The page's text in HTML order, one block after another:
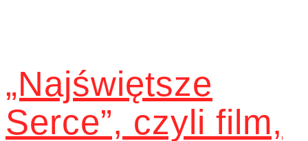
„Najświętsze
Serce”, czyli film,